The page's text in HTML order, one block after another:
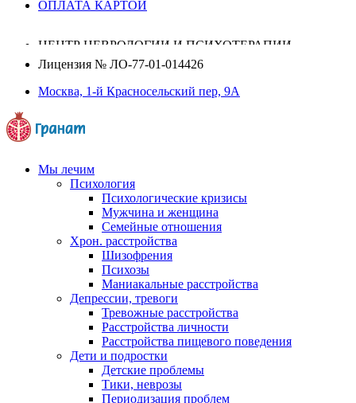
ОПЛАТА КАРТОЙ
ЦЕНТР НЕВРОЛОГИИ И ПСИХОТЕРАПИИ
Лицензия № ЛО-77-01-014426
Москва, 1-й Красносельский пер, 9А
Мы лечим
Психология
Психологические кризисы
Мужчина и женщина
Семейные отношения
Хрон. расстройства
Шизофрения
Психозы
Маниакальные расстройства
Депрессии, тревоги
Тревожные расстройства
Расстройства личности
Расстройства пищевого поведения
Дети и подростки
Детские проблемы
Тики, неврозы
Периодизация проблем